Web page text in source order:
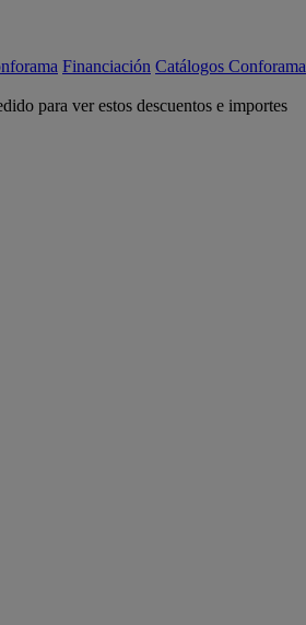
Financiación Catálogos Conforama
para ver estos descuentos e importes